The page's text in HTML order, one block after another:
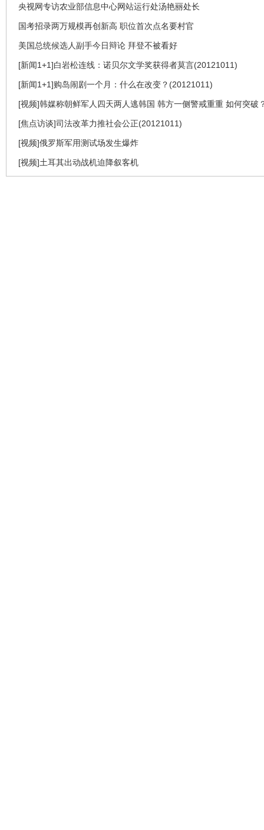
央视网专访农业部信息中心网站运行处汤艳丽处长
国考招录两万规模再创新高 职位首次点名要村官
美国总统候选人副手今日辩论 拜登不被看好
[新闻1+1]白岩松连线：诺贝尔文学奖获得者莫言(20121011)
[新闻1+1]购岛闹剧一个月：什么在改变？(20121011)
[视频]韩媒称朝鲜军人四天两人逃韩国 韩方一侧警戒重重 如何突破
[焦点访谈]司法改革力推社会公正(20121011)
[视频]俄罗斯军用测试场发生爆炸
[视频]土耳其出动战机迫降叙客机